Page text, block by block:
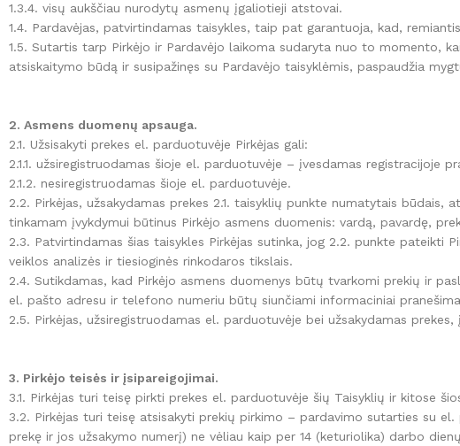
Namams ir biurams
Pramoniniai
Meteorologinės stotelės
higrometrai
Baseinams
Priedai
1.3.4. visų aukščiau nurodytų asmenų įgaliotieji atstovai.
1.4. Pardavėjas, patvirtindamas taisykles, taip pat garantuoja, kad,
1.5. Sutartis tarp Pirkėjo ir Pardavėjo laikoma sudaryta nuo to momento,
atsiskaitymo būdą ir susipažinęs su Pardavėjo taisyklėmis, paspaudžia
2. Asmens duomenų apsauga.
2.1. Užsisakyti prekes el. parduotuvėje Pirkėjas gali:
2.1.1. užsiregistruodamas šioje el. parduotuvėje – įvesdamas registracijoje
2.1.2. nesiregistruodamas šioje el. parduotuvėje.
2.2. Pirkėjas, užsakydamas prekes 2.1. taisyklių punkte numatytais
tinkamam įvykdymui būtinus Pirkėjo asmens duomenis: vardą, pavardę,
2.3. Patvirtindamas šias taisykles Pirkėjas sutinka, jog 2.2. punkte pateikti
veiklos analizės ir tiesioginės rinkodaros tikslais.
2.4. Sutikdamas, kad Pirkėjo asmens duomenys būtų tvarkomi prekių ir
el. pašto adresu ir telefono numeriu būtų siunčiami informaciniai
2.5. Pirkėjas, užsiregistruodamas el. parduotuvėje bei užsakydamas
3. Pirkėjo teisės ir įsipareigojimai.
3.1. Pirkėjas turi teisę pirkti prekes el. parduotuvėje šių Taisyklių ir kitose
3.2. Pirkėjas turi teisę atsisakyti prekių pirkimo – pardavimo sutarties su
prekę ir jos užsakymo numerį) ne vėliau kaip per 14 (keturiolika) darbo